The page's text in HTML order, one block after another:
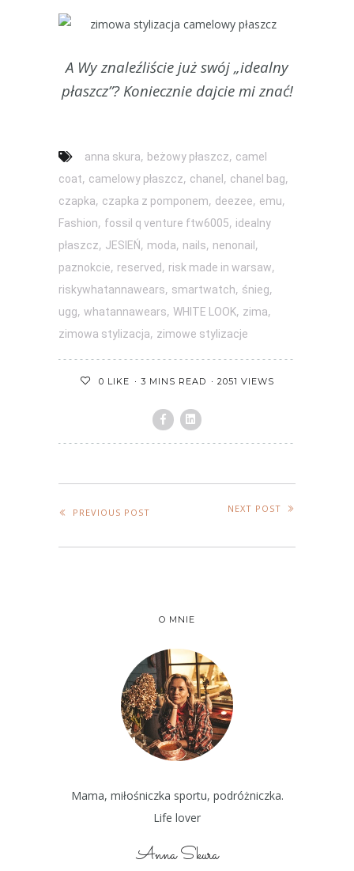
A Wy znaleźliście już swój „idealny
płaszcz”? Koniecznie dajcie mi znać!
anna skura, beżowy płaszcz, camel
coat, camelowy płaszcz, chanel , chanel bag,
czapka, czapka z pomponem, deezee, emu,
Fashion, fossil q venture ftw6005, idealny
płaszcz, JESIEŃ, moda, nails, nenonail ,
paznokcie, reserved, risk made in warsaw,
riskywhatannawears, smartwatch, śnieg,
ugg, whatannawears, WHITE LOOK, zima,
zimowa stylizacja, zimowe stylizacje
0 LIKE 3 MINS READ 2051 VIEWS
PREVIOUS POST NEXT POST
O MNIE
Mama, miłośniczka sportu, podróżniczka.
Life lover
Anna Skura